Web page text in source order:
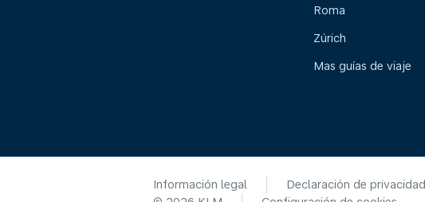
Roma
Zúrich
Mas guías de viaje
Información legal Declaración de privacidad